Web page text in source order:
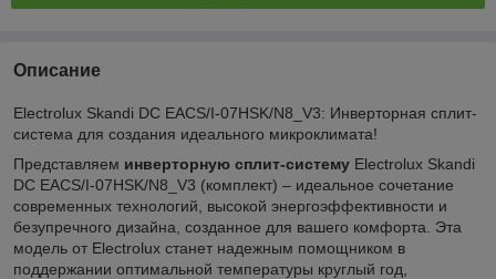
Описание
Electrolux Skandi DC EACS/I-07HSK/N8_V3: Инверторная сплит-
система для создания идеального микроклимата!
Представляем инверторную сплит-систему Electrolux Skandi
DC EACS/I-07HSK/N8_V3 (комплект) – идеальное сочетание
современных технологий, высокой энергоэффективности и
безупречного дизайна, созданное для вашего комфорта. Эта
модель от Electrolux станет надежным помощником в
поддержании оптимальной температуры круглый год,